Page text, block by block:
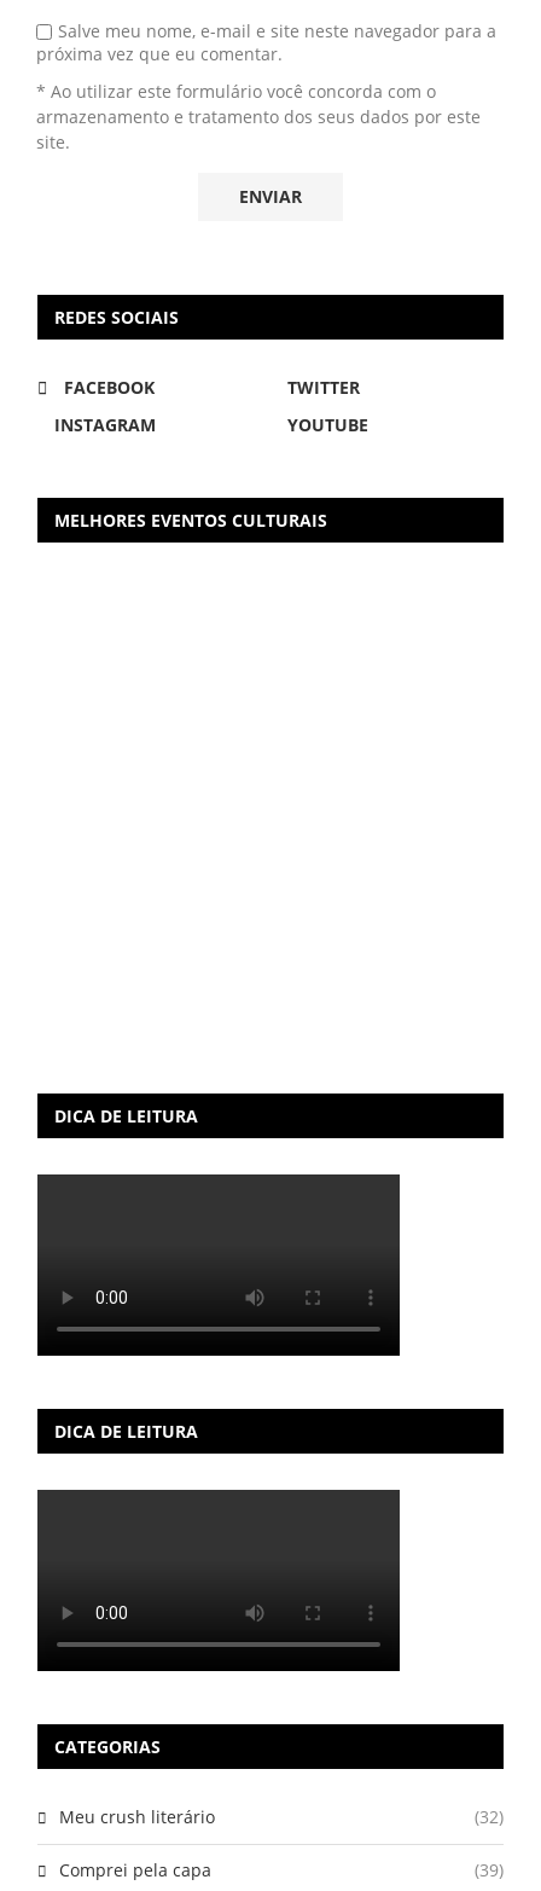
Salve meu nome, e-mail e site neste navegador para a
próxima vez que eu comentar.
* Ao utilizar este formulário você concorda com o
armazenamento e tratamento dos seus dados por este
site.
REDES SOCIAIS
FACEBOOK
TWITTER
INSTAGRAM
YOUTUBE
MELHORES EVENTOS CULTURAIS
DICA DE LEITURA
DICA DE LEITURA
CATEGORIAS
Meu crush literário (32)
Comprei pela capa (39)